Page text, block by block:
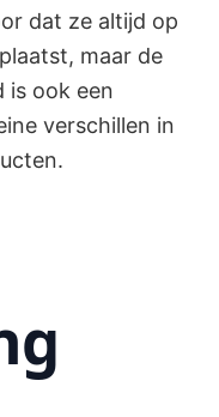
dat ze altijd op
maar de
is ook een
verschillen in